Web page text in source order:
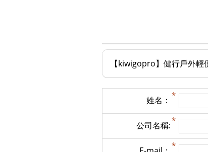
【kiwigopro】健行戶外輕
姓名：
公司名稱: